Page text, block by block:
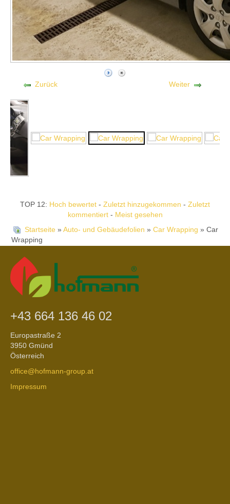
Zurück Weiter
TOP 12: Hoch bewertet - Zuletzt hinzugekommen - Zuletzt
kommentiert- Meist gesehen
Startseite » Auto- und Gebäudefolien » Car Wrapping » Car
Wrapping
+43 664 136 46 02
Europastraße 2
3950 Gmünd
Österreich
office@hofmann-group.at
Impressum